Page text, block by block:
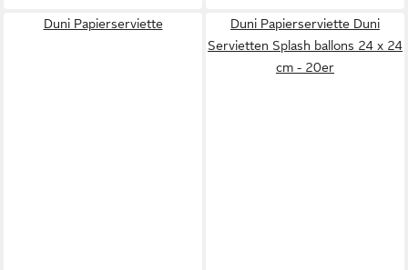
Duni Papierserviette
Duni Papierserviette Duni
Servietten Splash ballons 24 x 24
cm - 20er